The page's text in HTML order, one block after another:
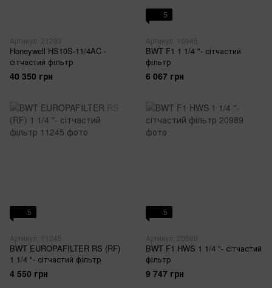
Артикул: 21293
Honeywell HS10S-11/4AC -
сітчастий фільтр
40 350 грн
5
Артикул: 10945
BWT F1 1 1/4 "- сітчастий
фільтр
6 067 грн
5
Артикул: 11245
BWT EUROPAFILTER RS (RF)
1 1/4 "- сітчастий фільтр
4 550 грн
5
Артикул: 20989
BWT F1 HWS 1 1/4 "- сітчастий
фільтр
9 747 грн